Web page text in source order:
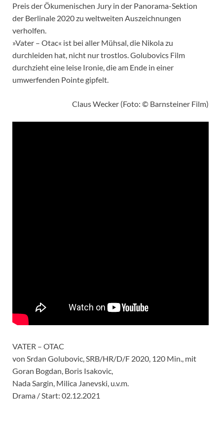
Preis der Ökumenischen Jury in der Panorama-Sektion
der Berlinale 2020 zu weltweiten Auszeichnungen
verholfen.
»Vater – Otac« ist bei aller Mühsal, die Nikola zu
durchleiden hat, nicht nur trostlos. Golubovics Film
durchzieht eine leise Ironie, die am Ende in einer
umwerfenden Pointe gipfelt.
Claus Wecker (Foto: © Barnsteiner Film)
VATER – OTAC
von Srdan Golubovic, SRB/HR/D/F 2020, 120 Min., mit
Goran Bogdan, Boris Isakovic,
Nada Sargin, Milica Janevski, u.v.m.
Drama / Start: 02.12.2021